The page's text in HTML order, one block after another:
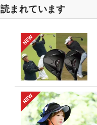
読まれています